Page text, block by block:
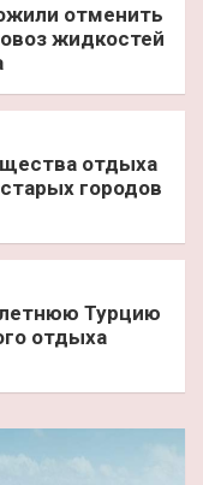
отменить
жидкостей
отдыха
городов
летнюю Турцию
отдыха